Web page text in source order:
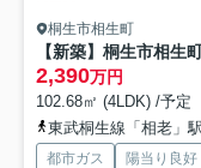
桐生市相生町
2,390万円
102.68㎡ (4LDK) /予定
東武桐生線「相老」
都市ガス 陽当り良好